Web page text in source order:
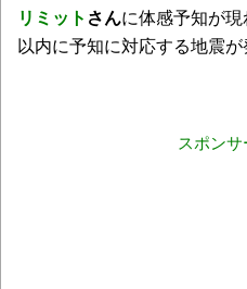
リミット さんに体感予知が
以内に予知に対応する地震が
スポンサ